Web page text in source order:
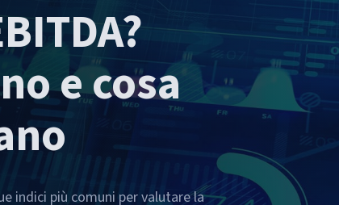
e cosa
indici più comuni per valutare la